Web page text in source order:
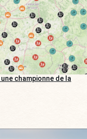
championne de la